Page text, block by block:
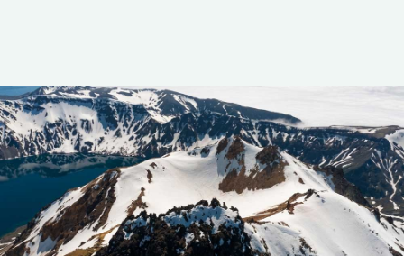
рекомендуем уточнять условия заранее.